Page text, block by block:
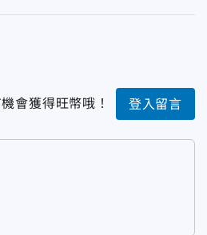
會獲得旺幣哦！ 登入留言